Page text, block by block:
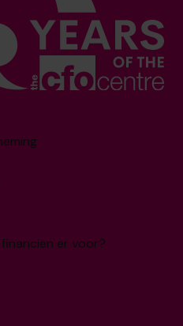
er voor?